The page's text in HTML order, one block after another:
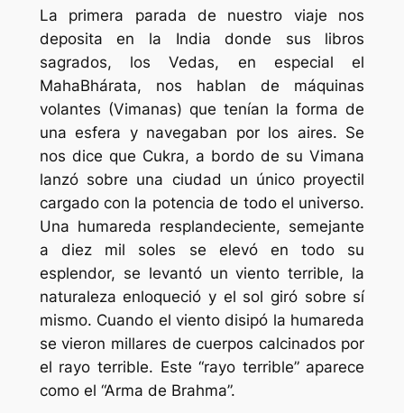
La primera parada de nuestro viaje nos
deposita en la India donde sus libros
sagrados, los Vedas, en especial el
MahaBhárata, nos hablan de máquinas
volantes (Vimanas) que tenían la forma de
una esfera y navegaban por los aires. Se
nos dice que Cukra, a bordo de su Vimana
lanzó sobre una ciudad un único proyectil
cargado con la potencia de todo el universo.
Una humareda resplandeciente, semejante
a diez mil soles se elevó en todo su
esplendor, se levantó un viento terrible, la
naturaleza enloqueció y el sol giró sobre sí
mismo. Cuando el viento disipó la humareda
se vieron millares de cuerpos calcinados por
el rayo terrible. Este “rayo terrible” aparece
como el “Arma de Brahma”.